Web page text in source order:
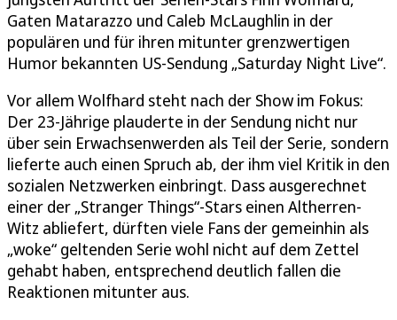
Gaten Matarazzo und Caleb McLaughlin in der
populären und für ihren mitunter grenzwertigen
Humor bekannten US-Sendung „Saturday Night Live“.
Vor allem Wolfhard steht nach der Show im Fokus:
Der 23-Jährige plauderte in der Sendung nicht nur
über sein Erwachsenwerden als Teil der Serie, sondern
lieferte auch einen Spruch ab, der ihm viel Kritik in den
sozialen Netzwerken einbringt. Dass ausgerechnet
einer der „Stranger Things“-Stars einen Altherren-
Witz abliefert, dürften viele Fans der gemeinhin als
„woke“ geltenden Serie wohl nicht auf dem Zettel
gehabt haben, entsprechend deutlich fallen die
Reaktionen mitunter aus.